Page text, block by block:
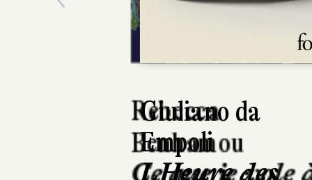
Giuliano da
Empoli
LHeure des
Previous